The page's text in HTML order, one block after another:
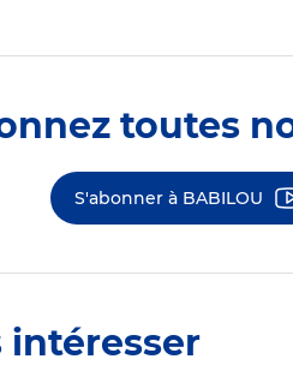
toutes
S'abonner à BABILOU
intéresser